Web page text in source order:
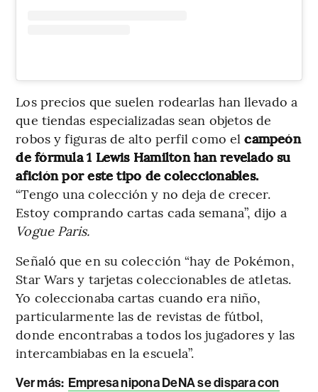
Los precios que suelen rodearlas han llevado a
que tiendas especializadas sean objetos de
robos y figuras de alto perfil como elcampeón
de fórmula 1 Lewis Hamilton han revelado su
afición por este tipo de coleccionables.
“Tengo una colección y no deja de crecer.
Estoy comprando cartas cada semana”, dijo a
Vogue Paris.
Señaló que en su colección “hay de Pokémon,
Star Wars y tarjetas coleccionables de atletas.
Yo coleccionaba cartas cuando era niño,
particularmente las de revistas de fútbol,
donde encontrabas a todos los jugadores y las
intercambiabas en la escuela”.
Ver más: Empresa nipona DeNA se dispara con